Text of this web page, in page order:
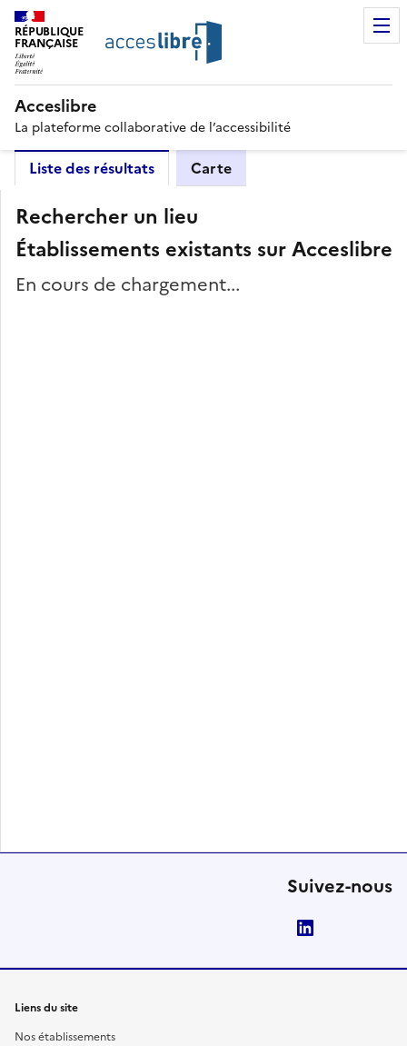
RÉPUBLIQUE
FRANÇAISE
Acceslibre
La plateforme collaborative de l’accessibilité
Liste des résultats Carte
Rechercher un lieu
Établissements existants sur Acceslibre
En cours de chargement...
Suivez-nous
Liens du site
Nos établissements